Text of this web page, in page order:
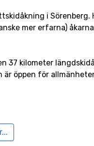
i Sörenberg.
mer erfarna)
37 kilometer
öppen för
mellan